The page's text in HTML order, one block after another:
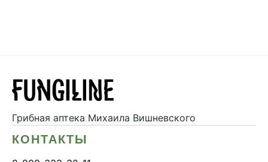
Грибная аптека Михаила Вишневского
КОНТАКТЫ